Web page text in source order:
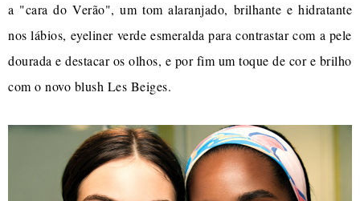
a "cara do Verão", um tom alaranjado, brilhante e hidratante
nos lábios, eyeliner verde esmeralda para contrastar com a pele
dourada e destacar os olhos, e por fim um toque de cor e brilho
com o novo blush Les Beiges.